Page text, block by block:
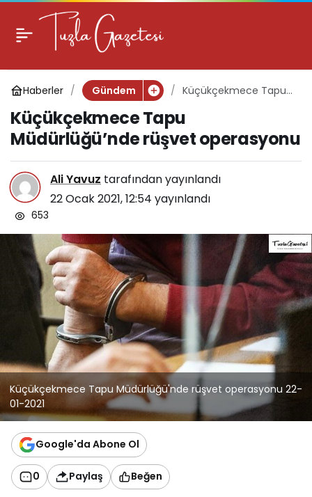
Haberler Gündem
Küçükçekmece Tapu
Küçükçekmece Tapu
Müdürlüğü’nde rüşvet operasyonu
Ali Yavuz tarafından yayınlandı
22 Ocak 2021, 12:54 yayınlandı
653
Küçükçekmece Tapu Müdürlüğü'nde rüşvet operasyonu 22-
01-2021
Google'da Abone Ol
0 Paylaş Beğen
Küçükçekmece Tapu
Müdürlüğü’nde rüşvet
operasyonu